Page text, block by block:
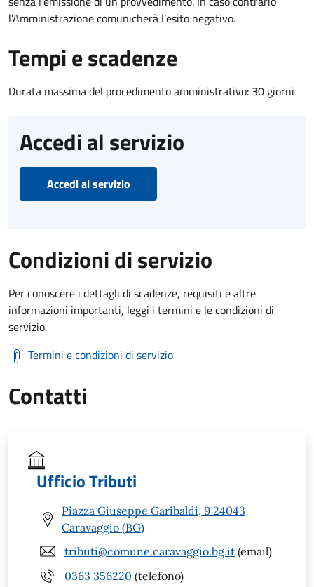
l’Amministrazione comunicherà l’esito negativo.
Tempi e scadenze
Durata massima del procedimento amministrativo: 30 giorni
Accedi al servizio
Accedi al servizio
Condizioni di servizio
Per conoscere i dettagli di scadenze, requisiti e altre
informazioni importanti, leggi i termini e le condizioni di
servizio.
Termini e condizioni di servizio
Contatti
Ufficio Tributi
Piazza Giuseppe Garibaldi, 9 24043
Caravaggio (BG)
tributi@comune.caravaggio.bg.it (email)
0363 356220 (telefono)